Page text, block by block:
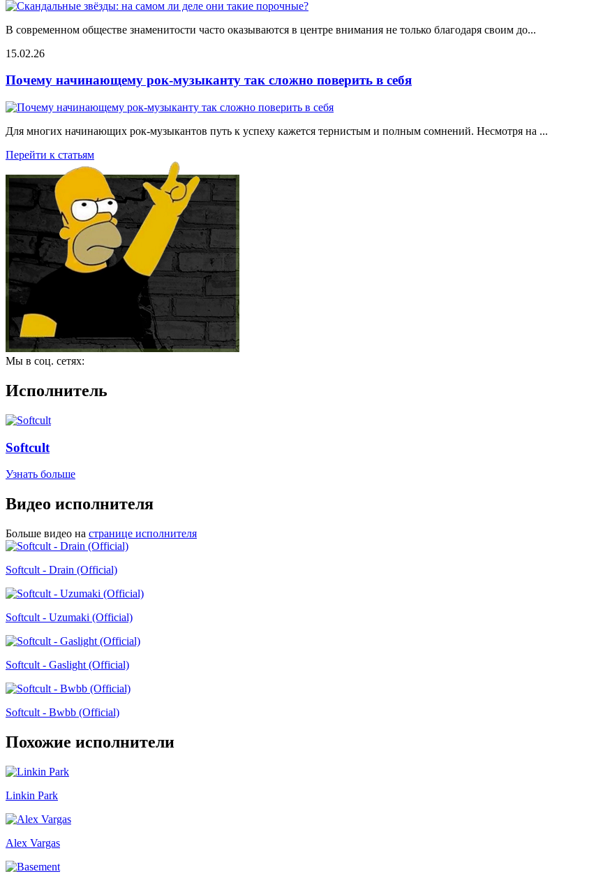
В современном обществе знаменитости часто оказываются в центре внимания не только благодаря своим до...
15.02.26
Почему начинающему рок-музыканту так сложно поверить в себя
Для многих начинающих рок-музыкантов путь к успеху кажется тернистым и полным сомнений. Несмотря на ...
Перейти к статьям
Мы в соц. сетях:
Исполнитель
Softcult
Узнать больше
Видео исполнителя
Больше видео на странице исполнителя
Softcult - Drain (Official)
Softcult - Uzumaki (Official)
Softcult - Gaslight (Official)
Softcult - Bwbb (Official)
Похожие исполнители
Linkin Park
Alex Vargas